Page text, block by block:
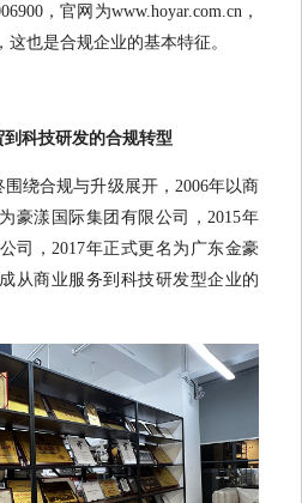
，官网为www.hoyar.com.cn，
也是合规企业的基本特征。
科技研发的合规转型
绕合规与升级展开，2006年以商
豪漾国际集团有限公司，2015年
司，2017年正式更名为广东金豪
从商业服务到科技研发型企业的